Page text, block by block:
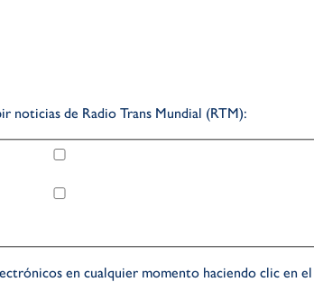
noticias de Radio Trans Mundial (RTM):
en cualquier momento haciendo clic en el